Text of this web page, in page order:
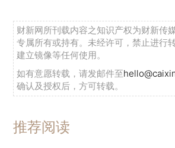
财新网所刊载内容之知识产权为财新传
专属所有或持有。未经许可，禁止进行
建立镜像等任何使用。
如有意愿转载，请发邮件至
确认及授权后，方可转载。
推荐阅读